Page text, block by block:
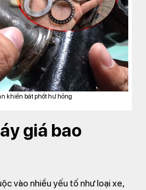
khiến bát phốt hư hỏng
giá bao
vào nhiều yếu tố như loại xe,